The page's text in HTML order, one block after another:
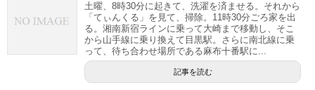
土曜、8時30分に起きて、洗濯を済ませる。それから
「てぃんくる」を見て、掃除。11時30分ごろ家を出
る。湘南新宿ラインに乗って大崎まで移動し、そこ
から山手線に乗り換えて目黒駅。さらに南北線に乗
って、待ち合わせ場所である麻布十番駅に...
記事を読む